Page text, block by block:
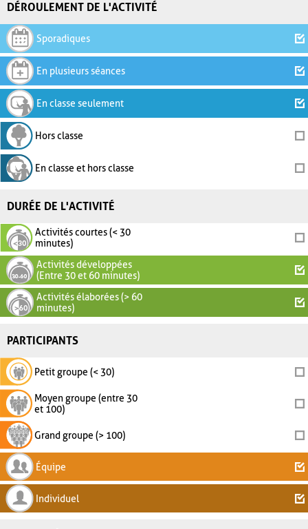
DÉROULEMENT DE L'ACTIVITÉ
Sporadiques
En plusieurs séances
En classe seulement
Hors classe
En classe et hors classe
DURÉE DE L'ACTIVITÉ
Activités courtes (< 30
minutes)
Activités développées
(Entre 30 et 60 minutes)
Activités élaborées (> 60
minutes)
PARTICIPANTS
Petit groupe (< 30)
Moyen groupe (entre 30
et 100)
Grand groupe (> 100)
Équipe
Individuel